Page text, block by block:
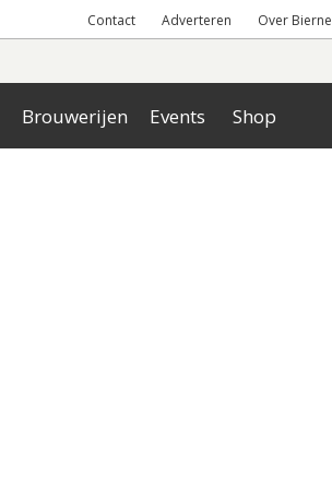
Contact Adverteren Over
Brouwerijen Events Shop